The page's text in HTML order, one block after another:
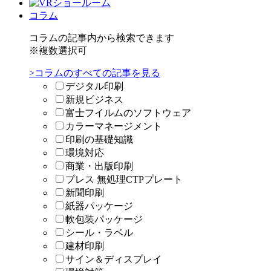
コラム
コラムの記事内から検索できます
※複数選択可
>コラムのすべての記事を見る
デジタル印刷
新規ビジネス
富士フイルムのソフトウェア
カラーマネージメント
印刷の基礎知識
環境対応
商業・出版印刷
プレス 無処理CTPプレート
新聞印刷
紙器パッケージ
軟包装パッケージ
シール・ラベル
建材印刷
サイン＆ディスプレイ